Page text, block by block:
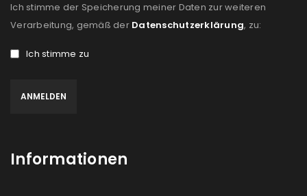
REGISTRIEREN
E-Mail-Adresse
NEWSLETTER ABONNIEREN
Ich stimme der Speicherung meiner Daten zur weiteren
Verarbeitung, gemäß der Datenschutzerklärung, zu:
Ich stimme zu
Informationen